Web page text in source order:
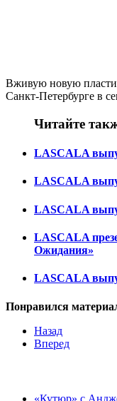
Вживую новую
Санкт-Петербурге в
Читайте
LASCALA
LASCALA
LASCALA
LASCALA
Ожидания»
LASCALA
Понравился
Назад
Вперед
«Кутюр» с